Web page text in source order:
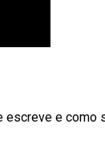
escreve e como